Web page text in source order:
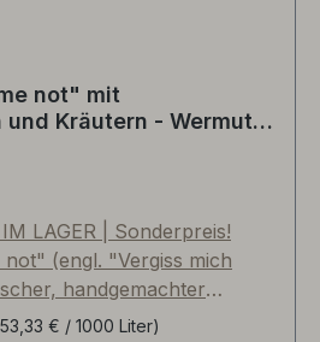
not" mit
und Kräutern - Wermut
LAGER | Sonderpreis!
(engl. "Vergiss mich
handgemachter
Garnacha-Rotwein der
€ / 1000 Liter)